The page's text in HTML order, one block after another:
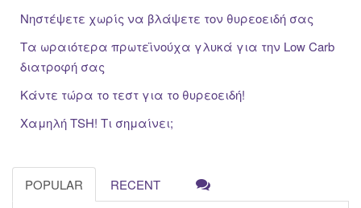
Νηστέψετε χωρίς να βλάψετε τον θυρεοειδή σας
Τα ωραιότερα πρωτεϊνούχα γλυκά για την Low Carb
διατροφή σας
Κάντε τώρα το τεστ για το θυρεοειδή!
Χαμηλή TSH! Τι σημαίνει;
POPULAR RECENT